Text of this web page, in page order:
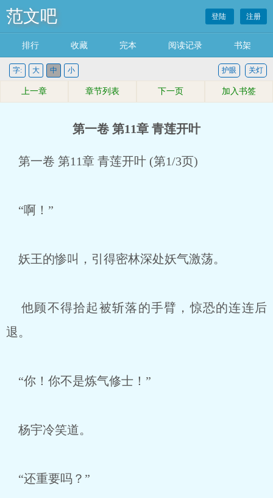
范文吧 登陆 注册
排行 收藏 完本 阅读记录 书架
字: 大 中 小 关灯
护眼
上一章 章节列表 下一页 加入书签
第一卷 第11章 青莲开叶
第一卷 第11章 青莲开叶 (第1/3页)
“啊！”
妖王的惨叫，引得密林深处妖气激荡。
他顾不得拾起被斩落的手臂，惊恐的连连后
退。
“你！你不是炼气修士！”
杨宇冷笑道。
“还重要吗？”